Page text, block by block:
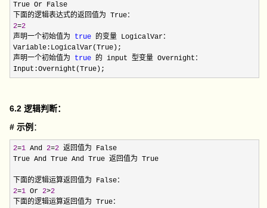
True Or False
2=2
声明一个初始值为 true 的变量 LogicalVar：
Variable:LogicalVar(True);
声明一个初始值为 true 的 input 型变量 Overnight：
Input:Overnight(True);
6.2 逻辑判断：
# 示例 ：
2=1 And 2=2 返回值为 False
True And True And True 返回值为 True
2=1 Or 2>2
下面的逻辑运算返回值为 True：